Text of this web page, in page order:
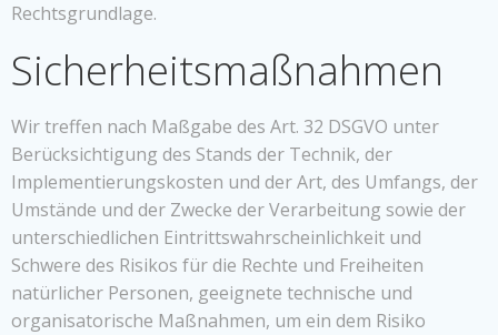
Rechtsgrundlage.
Sicherheitsmaßnahmen
Wir treffen nach Maßgabe des Art. 32 DSGVO unter
Berücksichtigung des Stands der Technik, der
Implementierungskosten und der Art, des Umfangs, der
Umstände und der Zwecke der Verarbeitung sowie der
unterschiedlichen Eintrittswahrscheinlichkeit und
Schwere des Risikos für die Rechte und Freiheiten
natürlicher Personen, geeignete technische und
organisatorische Maßnahmen, um ein dem Risiko